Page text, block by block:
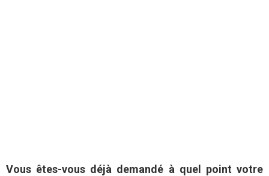
Vous êtes-vous déjà demandé à quel point votre